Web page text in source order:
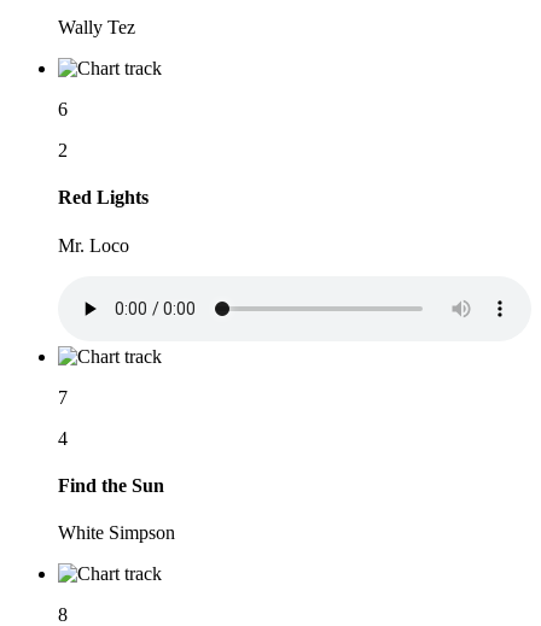
Wally Tez
6
2
Red Lights
Mr. Loco
7
4
Find the Sun
White Simpson
8